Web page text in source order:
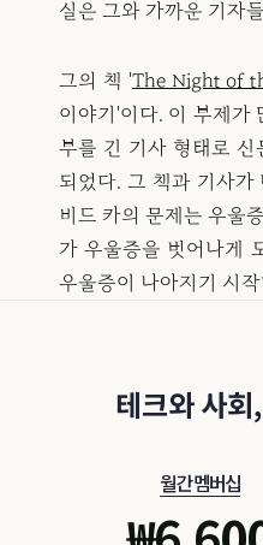
실은 그와 가까운 기자
그의 책 'The Night of
이야기'이다. 이 부제가
부를 긴 기사 형태로 신
되었다. 그 책과 기사가
비드 카의 문제는 우울
가 우울증을 벗어나게
우울증이 나아지기 시
테크와 사
월간 멤버십